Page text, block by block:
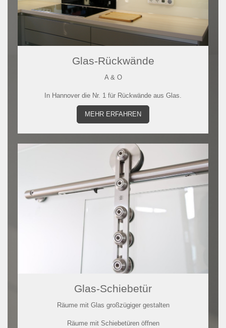
Glas-Rückwände
A & O
In Hannover die Nr. 1 für Rückwände aus Glas.
MEHR ERFAHREN
Glas-Schiebetür
Räume mit Glas großzügiger gestalten
Räume mit Schiebetüren öffnen